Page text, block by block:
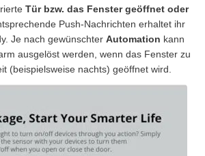
Tür bzw. das Fenster geöffnet oder
Push-Nachrichten erhaltet ihr
Je nach gewünschter Automation kann
ausgelöst werden, wenn das Fenster zu
(beispielsweise nachts) geöffnet wird.